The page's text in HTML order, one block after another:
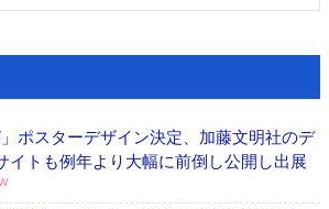
ポスターデザイン決定、加藤文明社のデ
トも例年より大幅に前倒し公開し出展